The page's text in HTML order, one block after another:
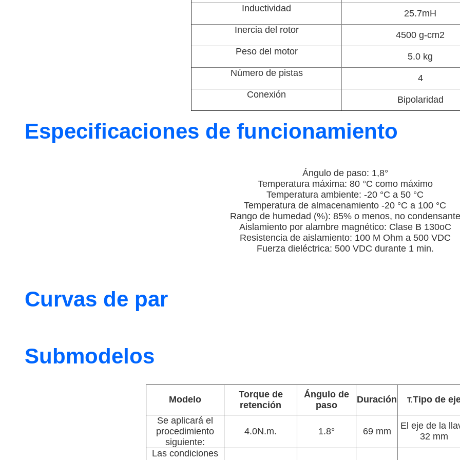
Inductividad
25.7mH
Inercia del rotor
4500 g-cm2
Peso del motor
5.0 kg
Número de pistas
4
Conexión
Bipolaridad
Especificaciones de funcionamiento
Ángulo de paso: 1,8°
Temperatura máxima: 80 °C como máximo
Temperatura ambiente: -20 °C a 50 °C
Temperatura de almacenamiento -20 °C a 100 °C
Rango de humedad (%): 85% o menos, no condensante
Aislamiento por alambre magnético: Clase B 130oC
Resistencia de aislamiento: 100 M Ohm a 500 VDC
Fuerza dieléctrica: 500 VDC durante 1 min.
Curvas de par
Submodelos
Modelo
Torque de
retención
Ángulo de
paso
Duración T.Tipo de
Se aplicará el
procedimiento
siguiente:
4.0N.m. 1.8° 69 mm
El eje de la
32 mm
Las condiciones